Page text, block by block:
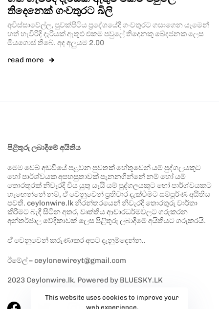
තිදෙනෙක් ගංවතුරට බිලි
අවිස්සාවේල්ල, පුවක්පිටිය ප්‍රදේශයේදී ගංවතුරට ගසාගෙන යෑමෙන්
හත් හැවිරිදි දැරියක් ඇතුළු එකම පවුලේ තිදෙනකු ඛේදජනක ලෙස
මියගොස් තිබේ. අද අලුයම 2.00
read more
පිළිතුරු ලබාදීමේ අයිතිය
මෙම වෙබ් අඩවියේ පළවන පුවතක් හේතුවෙන් යම් පුද්ගලයකුට
හෝ පාර්ශ්වයක අපහසුතාවක් පැනනගින්නේ නම් හෝ යම්
තොරතුරක් නිවැරදි විය යුතු යැයි යම් පුද්ගලයකුට හෝ පාර්ශ්වයකට
හැඟෙන්නේ නම්, ඒ වෙනුවෙන් ප්‍රතිචාර දැක්වීමට සම්පූර්ණ අයිතිය
පවතී. ceylonwire.lk නිරන්තරයෙන් නිවැරදි තොරතුරු වාර්තා
කිරීමට බැඳී සිටින අතර, වෘත්තීය ආචාරධර්මවලට ගරුකරන
අන්තර්ජාල වේදිකාවක් ලෙස පිළිතුරු ලබාදීමේ අයිතියට ගරුකරයි.
ඒ වෙනුවෙන් කරුණාකර අපට දැනුම්දෙන්න..
ඊමේල් – ceylonewireyt@gmail.com
2023 Ceylonwire.lk. Powered by BLUESKY.LK
This website uses cookies to improve your
web experience.